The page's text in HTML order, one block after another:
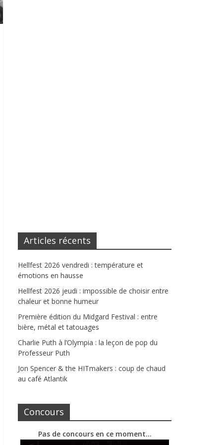
Articles récents
Hellfest 2026 vendredi : température et
émotions en hausse
Hellfest 2026 jeudi : impossible de choisir entre
chaleur et bonne humeur
Première édition du Midgard Festival : entre
bière, métal et tatouages
Charlie Puth à l’Olympia : la leçon de pop du
Professeur Puth
Jon Spencer & the HITmakers : coup de chaud
au café Atlantik
Concours
Pas de concours en ce moment…